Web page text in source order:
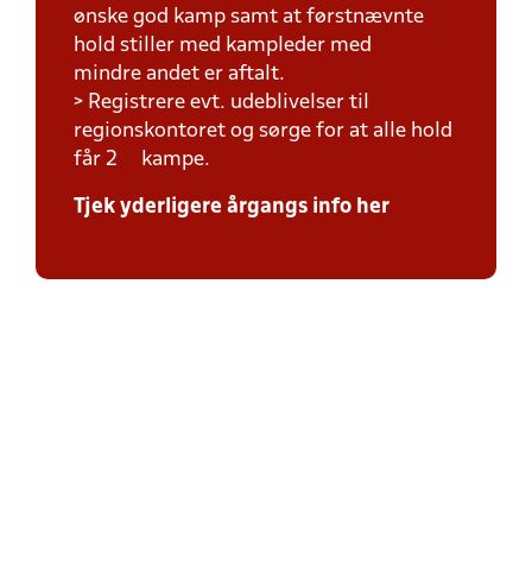
ønske god kamp samt at førstnævnte
hold stiller med kampleder med
mindre andet er aftalt.
> Registrere evt. udeblivelser til
regionskontoret og sørge for at alle hold
får 2 kampe.
Tjek yderligere årgangs info her